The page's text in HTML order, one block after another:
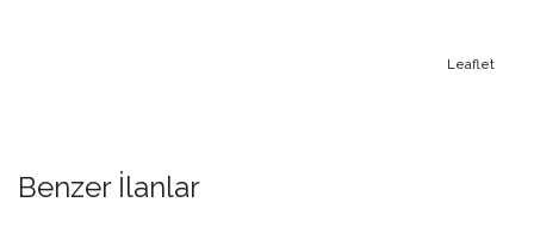
Leaflet
Benzer İlanlar